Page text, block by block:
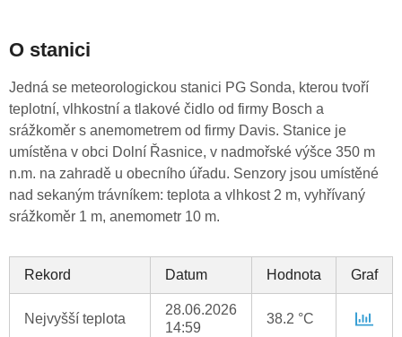
O stanici
Jedná se meteorologickou stanici PG Sonda, kterou tvoří
teplotní, vlhkostní a tlakové čidlo od firmy Bosch a
srážkoměr s anemometrem od firmy Davis. Stanice je
umístěna v obci Dolní Řasnice, v nadmořské výšce 350 m
n.m. na zahradě u obecního úřadu. Senzory jsou umístěné
nad sekaným trávníkem: teplota a vlhkost 2 m, vyhřívaný
srážkoměr 1 m, anemometr 10 m.
Rekord Datum Hodnota Graf
Nejvyšší teplota
28.06.2026
14:59
38.2 °C